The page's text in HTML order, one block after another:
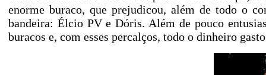
enorme buraco, que prejudicou, além de todo o
bandeira: Élcio PV e Dóris. Além de pouco
buracos e, com esses percalços, todo o dinheiro